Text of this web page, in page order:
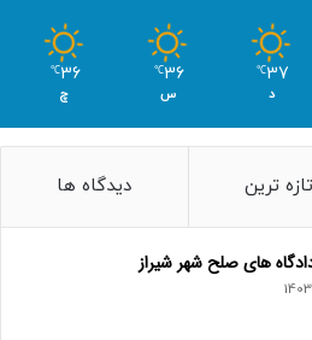
37
℃
د
36
℃
س
36
℃
چ
تازه ترین دیدگاه ها
های صلح شهر شیراز